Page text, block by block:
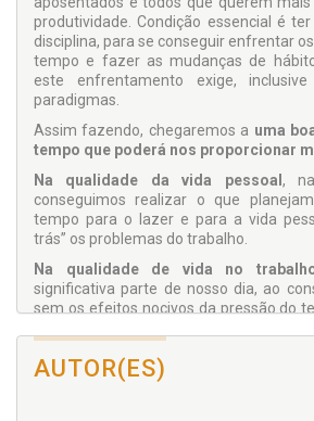
produtividade. Condição essencial é
disciplina, para se conseguir enfrentar
tempo e fazer as mudanças de
este enfrentamento exige,
paradigmas.
Assim fazendo, chegaremos a uma
tempo que poderá nos proporcionar
Na qualidade da vida pessoal ,
conseguimos realizar o que
tempo para o lazer e para a vida
trás” os problemas do trabalho.
Na qualidade de vida no
significativa parte de nosso dia, ao
sem os efeitos nocivos da pressão do
Nas relações interpessoais no
AUTOR(ES)